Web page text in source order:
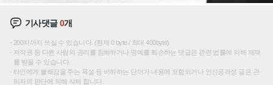
기사댓글0개
200자까지 쓰실 수 있습니다. (현재 0 byte / 최대 400byte)
저작권 등 다른 사람의 권리를 침해하거나 명예를 훼손하는 댓글은 관련 법률에 의해 제재
를 받을 수 있습니다.
타인에게 불쾌감을 주는 욕설 등 비하하는 단어가 내용에 포함되거나 인신공격성 글은 관
리자의 판단에 의해 삭제 합니다.